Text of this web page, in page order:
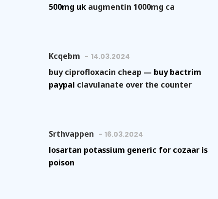
500mg uk augmentin 1000mg ca
Kcqebm 14.03.2024
buy ciprofloxacin cheap — buy bactrim
paypal clavulanate over the counter
Srthvappen 16.03.2024
losartan potassium generic for cozaar is
poison